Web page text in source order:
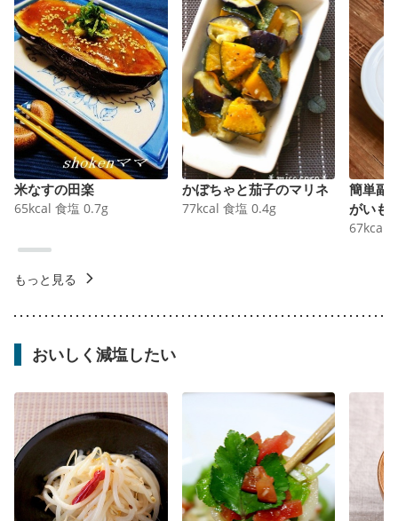
米なすの田楽
65kcal 食塩 0.7g
かぼちゃと茄子のマリネ
77kcal 食塩 0.4g
簡単副
がいも
67kcal
もっと見る
おいしく減塩したい